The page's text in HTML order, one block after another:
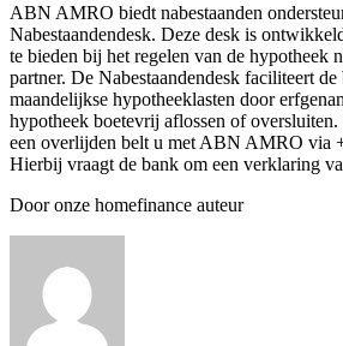
ABN AMRO biedt nabestaanden
Nabestaandendesk. Deze desk is
te bieden bij het regelen van de hypotheek
partner. De Nabestaandendesk faciliteert
maandelijkse hypotheeklasten door
hypotheek boetevrij aflossen of
een overlijden belt u met ABN AMRO via
Hierbij vraagt de bank om een verklaring
Door onze homefinance auteur